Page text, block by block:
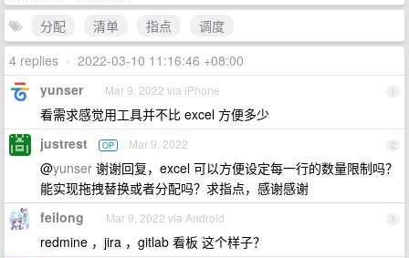
分配
清单 指点
调度
4 replies • 2022-03-10 11:16:46 +08:00
1
yunser Mar 9, 2022 via iPhone
看需求感觉用工具并不比 excel 方便多少
2
justrest OP Mar 9, 2022
@yunser 谢谢回复，excel 可以方便设定每一行的数量限制吗？
能实现拖拽替换或者分配吗？求指点，感谢感谢
3
feilong Mar 9, 2022 via Android
redmine ，jira ，gitlab 看板 这个样子？